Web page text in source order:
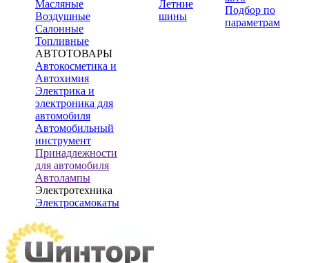
Масляные
Воздушные
Салонные
Топливные
АВТОТОВАРЫ
Автокосметика и
Автохимия
Электрика и
электроника для
автомобиля
Автомобильный
инструмент
Принадлежности
для автомобиля
Автолампы
Электротехника
Электросамокаты
Летние
шины
Подбор по
параметрам